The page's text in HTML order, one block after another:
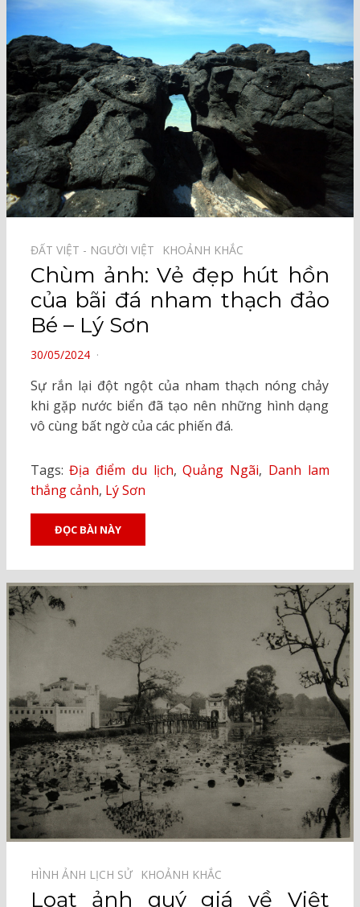
ĐẤT VIỆT - NGƯỜI VIỆT⠀ KHOẢNH KHẮC⠀
Chùm ảnh: Vẻ đẹp hút hồn
của bãi đá nham thạch đảo
Bé – Lý Sơn
POSTED
30/05/2024
Sự rắn lại đột ngột của nham thạch nóng chảy
khi gặp nước biển đã tạo nên những hình dạng
vô cùng bất ngờ của các phiến đá.
Tags:Địa điểm du lịch,Quảng Ngãi, Danh lam
thắng cảnh, Lý Sơn
ĐỌC BÀI NÀY
HÌNH ẢNH LỊCH SỬ⠀ KHOẢNH KHẮC⠀
Loạt ảnh quý giá về Việt